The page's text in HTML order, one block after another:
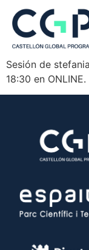
Sesión de
18:30 en ONLINE.